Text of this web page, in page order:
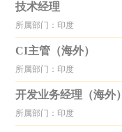
技术经理
所属部门：印度
CI主管（海外）
所属部门：印度
开发业务经理（海外）
所属部门：印度